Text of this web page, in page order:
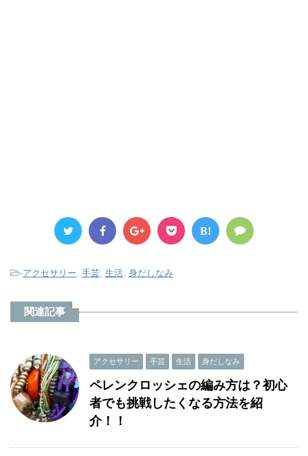
B!
-アクセサリー 手芸 生活 身だしなみ
関連記事
アクセサリー 手芸 生活 身だしなみ
ペレンクロッシェの編み方は？初心
者でも挑戦したくなる方法を紹
介！！